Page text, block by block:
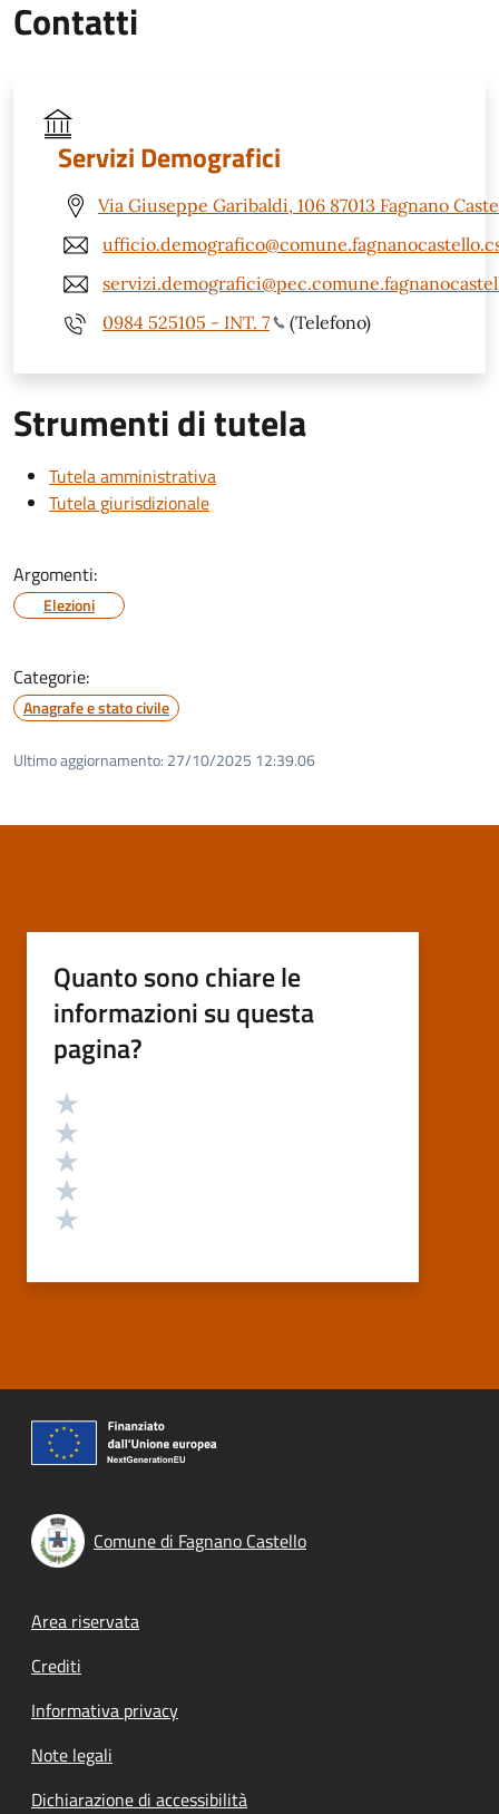
Contatti
Servizi Demografici
Via Giuseppe Garibaldi, 106 87013 Fagnano
0984 525105 - INT. 7
(Telefono)
Strumenti di tutela
Tutela amministrativa
Tutela giurisdizionale
Argomenti:
Elezioni
Categorie:
Anagrafe e stato civile
Ultimo aggiornamento: 27/10/2025 12:39.06
Quanto sono chiare le
informazioni su questa
pagina?
Valutazione
Comune di Fagnano Castello
Footer menu
Area riservata
Crediti
Informativa privacy
Note legali
Dichiarazione di accessibilità